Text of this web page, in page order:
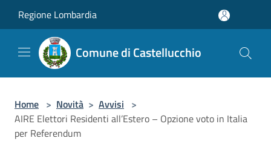
Regione Lombardia
Comune di Castellucchio
Home > Novità > Avvisi >
AIRE Elettori Residenti all’Estero – Opzione voto in Italia
per Referendum